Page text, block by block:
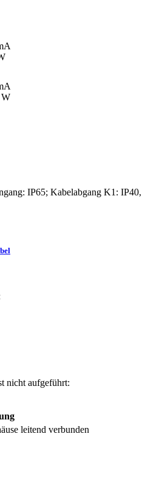
W
IP65; Kabelabgang K1: IP40,
nicht aufgeführt:
leitend verbunden